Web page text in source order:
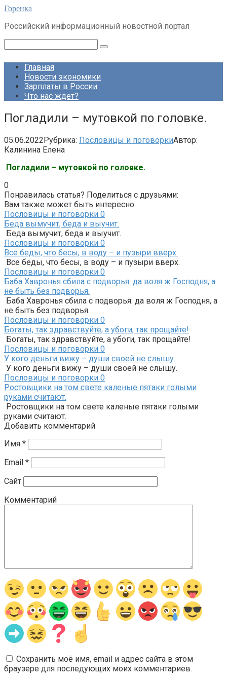
Перейти
контенту
Горенка
Российский информационный новостной портал
Главная
Новости экономики
Зарплаты в России
Что нас ждет?
Погладили – мутовкой по головке.
05.06.2022Рубрика: Пословицы и поговоркиАвтор:
Калинина Елена
Погладили – мутовкой по головке.
0
Понравилась статья? Поделиться с друзьями:
Вам также может быть интересно
Пословицы и поговорки 0
Беда вымучит, беда и выучит.
Беда вымучит, беда и выучит.
Пословицы и поговорки 0
Все беды, что бесы, в воду – и пузыри вверх.
Все беды, что бесы, в воду – и пузыри вверх.
Пословицы и поговорки 0
Баба Хавронья сбила с подворья: да воля ж Господня, а
не быть без подворья.
Баба Хавронья сбила с подворья: да воля ж Господня, а
не быть без подворья.
Пословицы и поговорки 0
Богаты, так здравствуйте, а убоги, так прощайте!
Богаты, так здравствуйте, а убоги, так прощайте!
Пословицы и поговорки 0
У кого деньги вижу – души своей не слышу.
У кого деньги вижу – души своей не слышу.
Пословицы и поговорки 0
Ростовщики на том свете каленые пятаки голыми
руками считают.
Ростовщики на том свете каленые пятаки голыми
руками считают.
Добавить комментарий
Имя *
Email *
Сайт
Комментарий
Сохранить моё имя, email и адрес сайта в этом
браузере для последующих моих комментариев.